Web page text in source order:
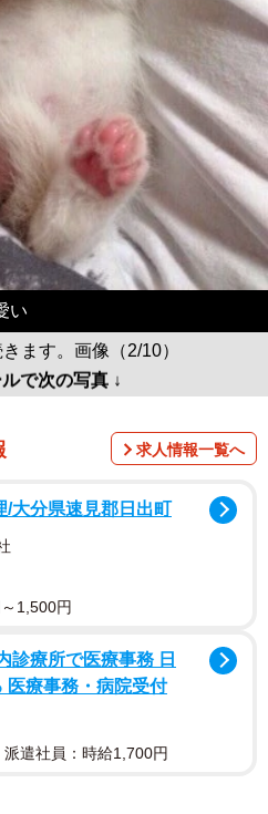
い
ます。画像（2/10）
で次の写真 ↓
求人情報一覧へ
/大分県速見郡日出町
1,500円
診療所で医療事務 日
療事務・病院受付
派遣社員：時給1,700円